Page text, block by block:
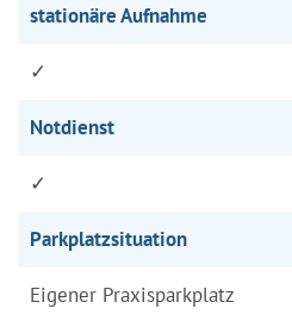
stationäre Aufnahme
✓
Notdienst
✓
Parkplatzsituation
Eigener Praxisparkplatz